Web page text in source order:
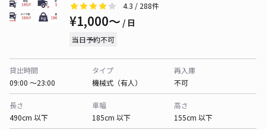
4.3 / 288件
¥1,000〜 / 日
当日予約不可
貸出時間
09:00 〜23:00
タイプ
機械式（有人）
再入庫
不可
長さ
490cm 以下
車幅
185cm 以下
高さ
155cm 以下